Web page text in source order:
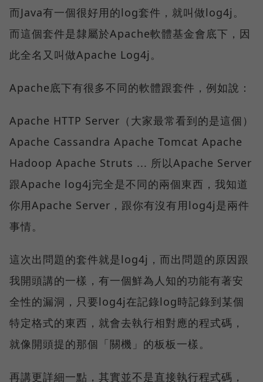
而Java有一個很好用的log套件，就叫做log4j。
而這個套件是隸屬於Apache軟體基金會底下，因
此全名又叫做Apache Log4j。
Apache底下有很多不同的軟體跟套件，例如說：
Apache HTTP Server（大家最常看到的是這個）
Apache Cassandra Apache Tomcat Apache
Hadoop Apache Struts ... 所以Apache Server
跟Apache log4j完全是不同的兩個東西，我知道
你用Apache Server，跟你有沒有用log4j是兩件
事情。
這次出問題的套件就是log4j，而出問題的原因跟
我開頭講的一樣，有一個鮮為人知的功能有著安
全性的漏洞，只要log4j在記錄log時記錄到某個
特定格式的東西，就會去執行相對應的程式碼，
就像開頭提的那個「關機」的板板一樣。
再講更詳細一點，其實並不是直接執行程式碼，